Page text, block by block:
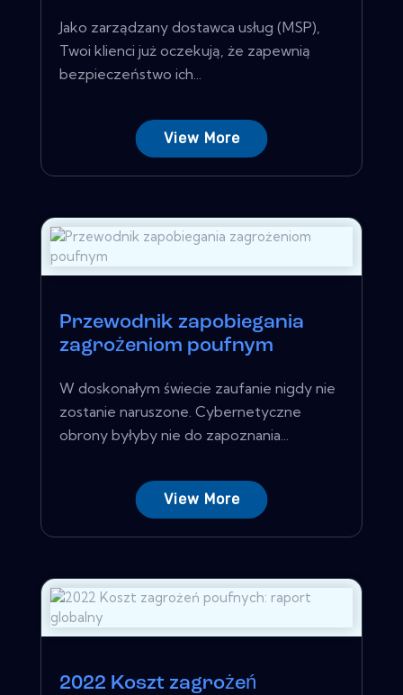
Jako zarządzany dostawca usług (MSP),
Twoi klienci już oczekują, że zapewnią
bezpieczeństwo ich...
View More
Przewodnik zapobiegania
zagrożeniom poufnym
W doskonałym świecie zaufanie nigdy nie
zostanie naruszone. Cybernetyczne
obrony byłyby nie do zapoznania...
View More
2022 Koszt zagrożeń